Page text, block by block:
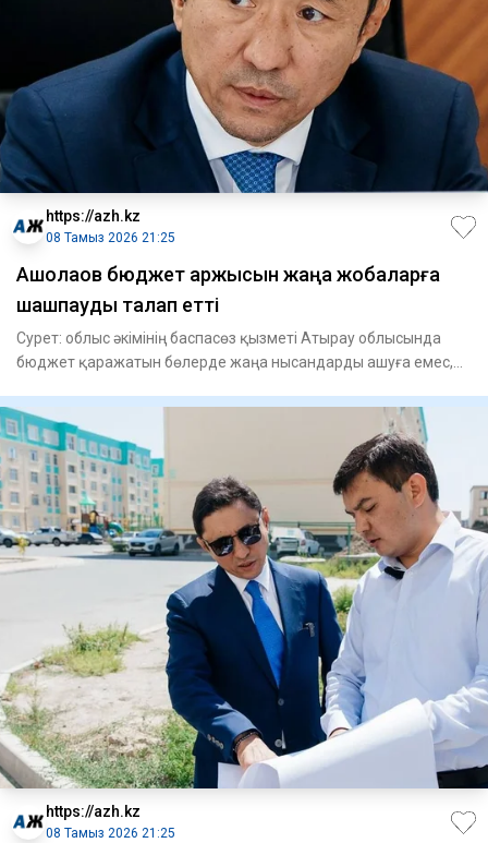
https://azh.kz
08 Тамыз 2026 21:25
Ақшолақов бюджет қаржысын жаңа жобаларға
шашпауды талап етті
Сурет: облыс әкімінің баспасөз қызметі Атырау облысында
бюджет қаражатын бөлерде жаңа нысандарды ашуға емес,
https://azh.kz
08 Тамыз 2026 21:25